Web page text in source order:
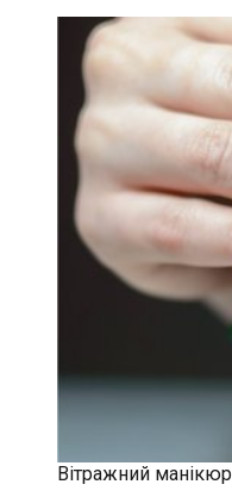
Вітражний манікюр